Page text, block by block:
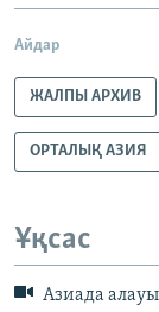
Айдар
ЖАЛПЫ АРХИВ
ОРТАЛЫҚ АЗИЯ
Ұқсас
Азиада